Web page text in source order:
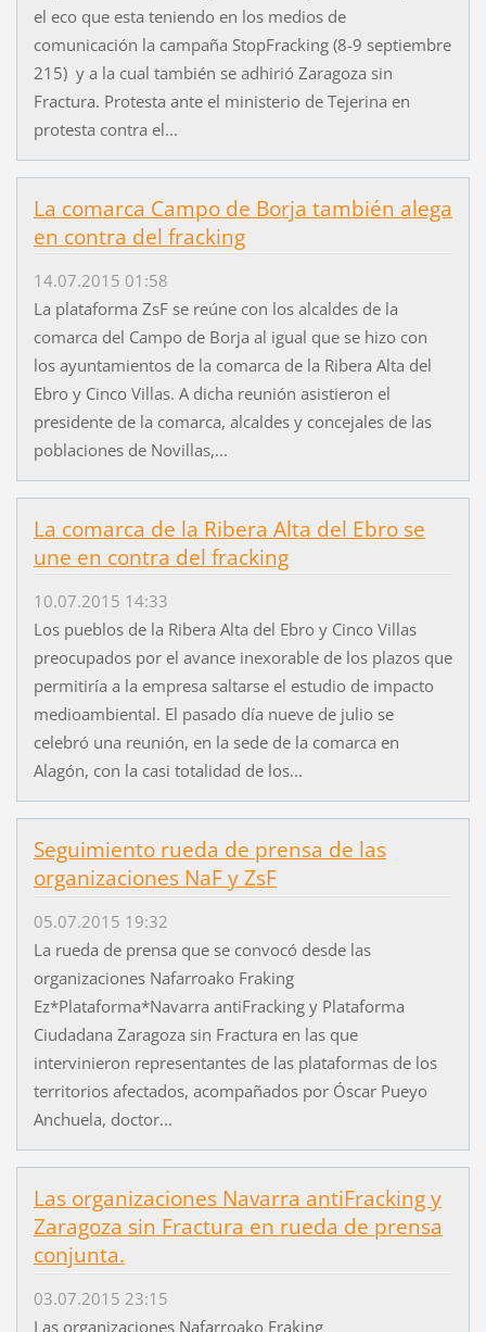
el eco que esta teniendo en los medios de
comunicación la campaña StopFracking (8-9 septiembre
215) y a la cual también se adhirió Zaragoza sin
Fractura. Protesta ante el ministerio de Tejerina en
protesta contra el...
La comarca Campo de Borja también alega
en contra del fracking
14.07.2015 01:58
La plataforma ZsF se reúne con los alcaldes de la
comarca del Campo de Borja al igual que se hizo con
los ayuntamientos de la comarca de la Ribera Alta del
Ebro y Cinco Villas. A dicha reunión asistieron el
presidente de la comarca, alcaldes y concejales de las
poblaciones de Novillas,...
La comarca de la Ribera Alta del Ebro se
une en contra del fracking
10.07.2015 14:33
Los pueblos de la Ribera Alta del Ebro y Cinco Villas
preocupados por el avance inexorable de los plazos que
permitiría a la empresa saltarse el estudio de impacto
medioambiental. El pasado día nueve de julio se
celebró una reunión, en la sede de la comarca en
Alagón, con la casi totalidad de los...
Seguimiento rueda de prensa de las
organizaciones NaF y ZsF
05.07.2015 19:32
La rueda de prensa que se convocó desde las
organizaciones Nafarroako Fraking
Ez*Plataforma*Navarra antiFracking y Plataforma
Ciudadana Zaragoza sin Fractura en las que
intervinieron representantes de las plataformas de los
territorios afectados, acompañados por Óscar Pueyo
Anchuela, doctor...
Las organizaciones Navarra antiFracking y
Zaragoza sin Fractura en rueda de prensa
conjunta.
03.07.2015 23:15
Las organizaciones Nafarroako Fraking